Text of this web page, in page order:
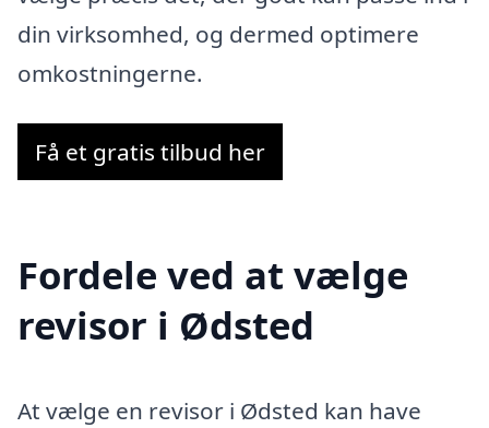
din virksomhed, og dermed optimere
omkostningerne.
Få et gratis tilbud her
Fordele ved at vælge
revisor i Ødsted
At vælge en revisor i Ødsted kan have